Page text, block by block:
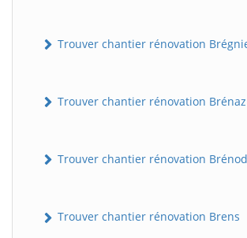
Trouver chantier rénovation
Trouver chantier rénovation Brénaz
Trouver chantier rénovation Brénod
Trouver chantier rénovation Brens